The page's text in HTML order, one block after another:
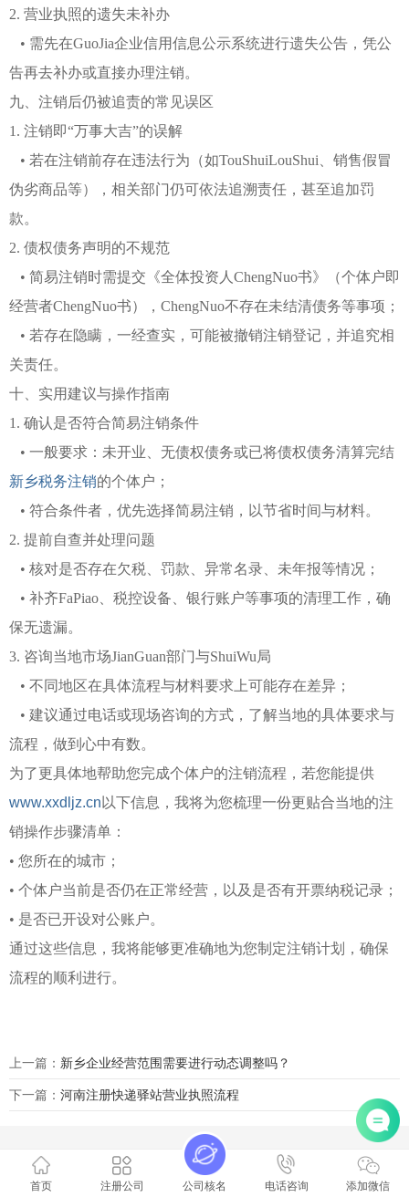
2. 营业执照的遗失未补办
• 需先在GuoJia企业信用信息公示系统进行遗失公告，凭公
告再去补办或直接办理注销。
九、注销后仍被追责的常见误区
1. 注销即“万事大吉”的误解
• 若在注销前存在违法行为（如TouShuiLouShui、销售假冒
伪劣商品等），相关部门仍可依法追溯责任，甚至追加罚
款。
2. 债权债务声明的不规范
• 简易注销时需提交《全体投资人ChengNuo书》（个体户即
经营者ChengNuo书），ChengNuo不存在未结清债务等事项；
• 若存在隐瞒，一经查实，可能被撤销注销登记，并追究相
关责任。
十、实用建议与操作指南
1. 确认是否符合简易注销条件
• 一般要求：未开业、无债权债务或已将债权债务清算完结
新乡税务注销的个体户；
• 符合条件者，优先选择简易注销，以节省时间与材料。
2. 提前自查并处理问题
• 核对是否存在欠税、罚款、异常名录、未年报等情况；
• 补齐FaPiao、税控设备、银行账户等事项的清理工作，确
保无遗漏。
3. 咨询当地市场JianGuan部门与ShuiWu局
• 不同地区在具体流程与材料要求上可能存在差异；
• 建议通过电话或现场咨询的方式，了解当地的具体要求与
流程，做到心中有数。
为了更具体地帮助您完成个体户的注销流程，若您能提供
www.xxdljz.cn以下信息，我将为您梳理一份更贴合当地的注
销操作步骤清单：
• 您所在的城市；
• 个体户当前是否仍在正常经营，以及是否有开票纳税记录；
• 是否已开设对公账户。
通过这些信息，我将能够更准确地为您制定注销计划，确保
流程的顺利进行。
上一篇： 新乡企业经营范围需要进行动态调整吗？
下一篇： 河南注册快递驿站营业执照流程
首页 注册公司 公司核名 电话咨询 添加微信